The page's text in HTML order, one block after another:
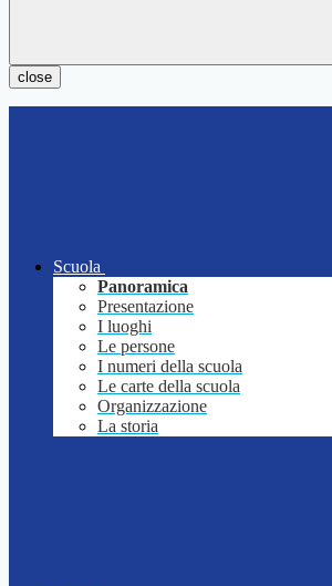
close
Scuola
Panoramica
Presentazione
I luoghi
Le persone
I numeri della scuola
Le carte della scuola
Organizzazione
La storia